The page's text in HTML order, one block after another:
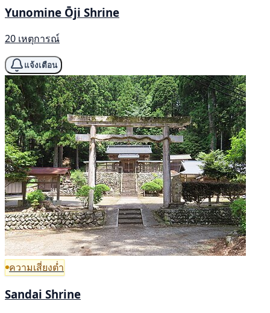
Yunomine Ōji Shrine
20 เหตุการณ์
แจ้งเตือน
ความเสี่ยงต่ำ
Sandai Shrine